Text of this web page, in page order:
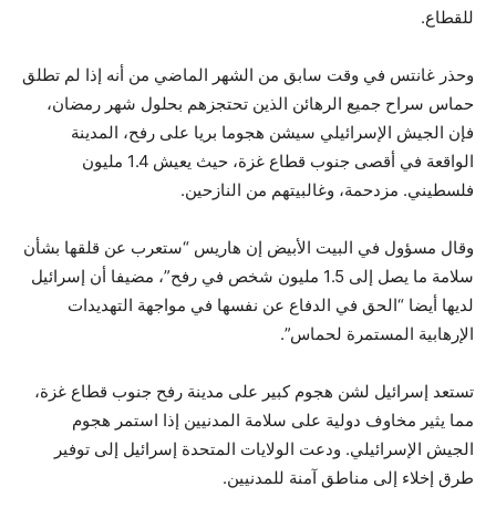
للقطاع.
وحذر غانتس في وقت سابق من الشهر الماضي من أنه إذا لم تطلق
حماس سراح جميع الرهائن الذين تحتجزهم بحلول شهر رمضان،
فإن الجيش الإسرائيلي سيشن هجوما بريا على رفح، المدينة
الواقعة في أقصى جنوب قطاع غزة، حيث يعيش 1.4 مليون
فلسطيني. مزدحمة، وغالبيتهم من النازحين.
وقال مسؤول في البيت الأبيض إن هاريس “ستعرب عن قلقها بشأن
سلامة ما يصل إلى 1.5 مليون شخص في رفح”، مضيفا أن إسرائيل
لديها أيضا “الحق في الدفاع عن نفسها في مواجهة التهديدات
الإرهابية المستمرة لحماس”.
تستعد إسرائيل لشن هجوم كبير على مدينة رفح جنوب قطاع غزة،
مما يثير مخاوف دولية على سلامة المدنيين إذا استمر هجوم
الجيش الإسرائيلي. ودعت الولايات المتحدة إسرائيل إلى توفير
طرق إخلاء إلى مناطق آمنة للمدنيين.